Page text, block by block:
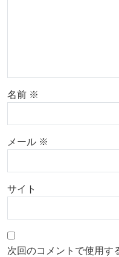
名前 ※
メール ※
サイト
次回のコメントで使用す